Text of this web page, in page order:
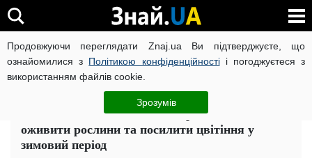
Продовжуючи переглядати Znaj.ua Ви підтверджуєте, що
ознайомилися з Політикою конфіденційностіі погоджуєтеся з
використанням файлів cookie.
Зрозумів
ВІЙНА РОСІЇ ПРОТИ УКРАЇНИ КОРОНАВІРУС В УКРАЇНІ
ЧИТАТЬ НА РУССКОМ
Сода для кімнатних квітів: простий спосіб
оживити рослини та посилити цвітіння у
зимовий період